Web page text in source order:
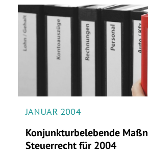
JANUAR 2004
Konjunkturbelebende
Steuerrecht für 2004